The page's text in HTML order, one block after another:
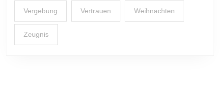
Vergebung Vertrauen Weihnachten
Zeugnis